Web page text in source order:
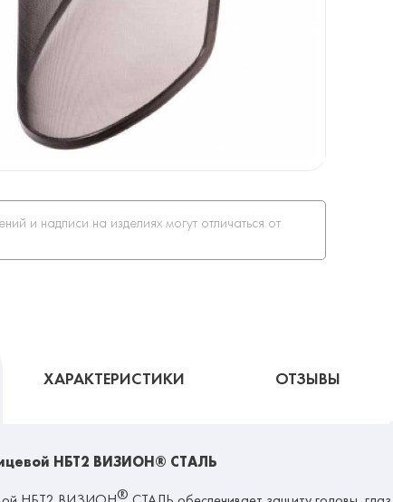
и надписи на изделиях могут отличаться от
ХАРАКТЕРИСТИКИ ОТЗЫВЫ
НБТ2 ВИЗИОН® СТАЛЬ
®